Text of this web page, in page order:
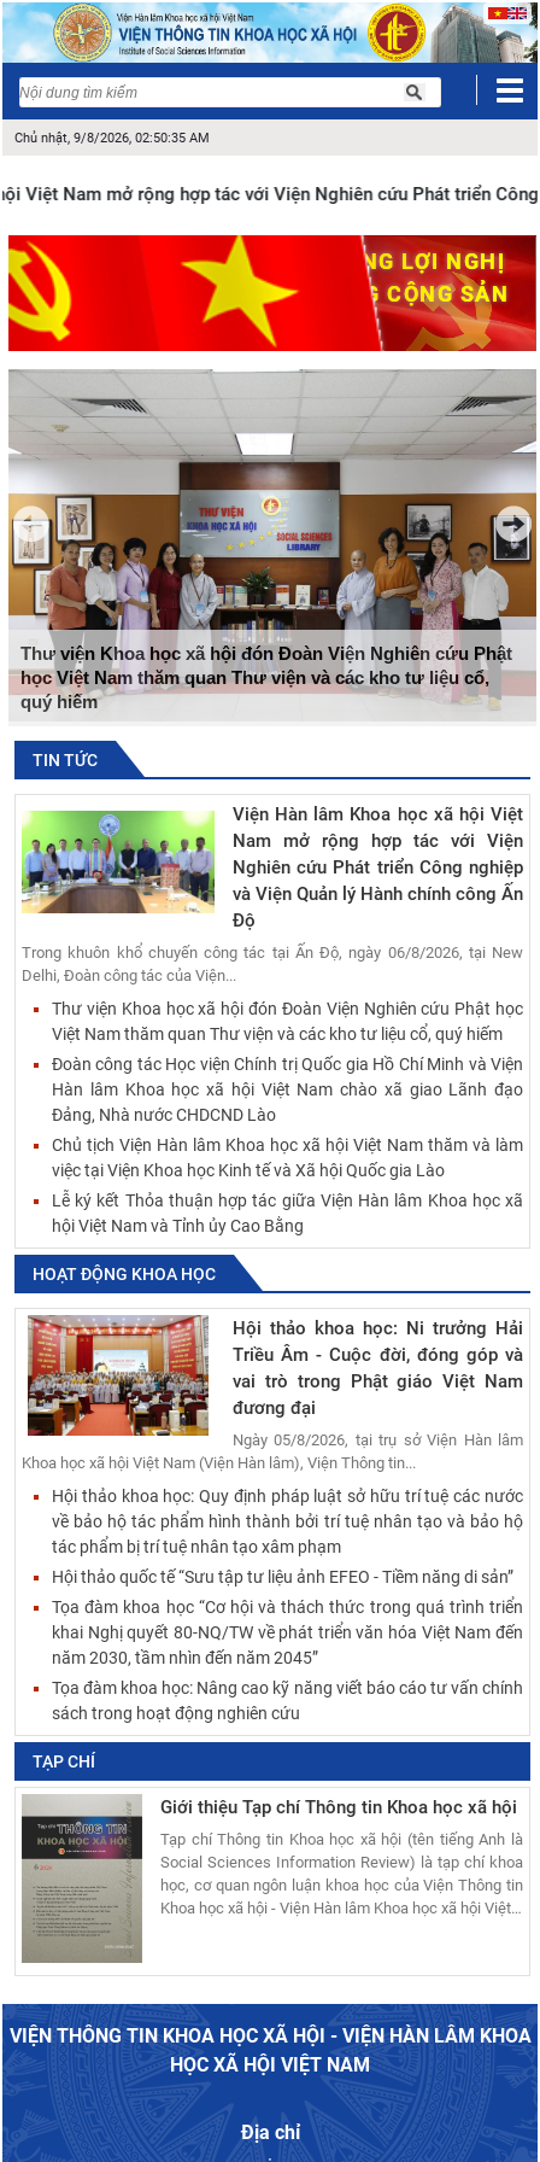
Chủ nhật, 9/8/2026, 02:50:35 AM
Việt Nam mở rộng hợp tác với Viện Nghiên cứu Phát triển Công
QUYẾT TÂM THỰC HIỆN THẮNG LỢI NGHỊ
QUYẾT ĐẠI HỘI XIV CỦA ĐẢNG CỘNG SẢN
VIỆT NAM
Thư viện Khoa học xã hội đón Đoàn Viện Nghiên cứu Phật
học Việt Nam thăm quan Thư viện và các kho tư liệu cổ,
quý hiếm
TIN TỨC
Viện Hàn lâm Khoa học xã hội Việt
Nam mở rộng hợp tác với Viện
Nghiên cứu Phát triển Công nghiệp
và Viện Quản lý Hành chính công Ấn
Độ
Trong khuôn khổ chuyến công tác tại Ấn Độ, ngày 06/8/2026, tại New
Delhi, Đoàn công tác của Viện...
Thư viện Khoa học xã hội đón Đoàn Viện Nghiên cứu Phật học
Việt Nam thăm quan Thư viện và các kho tư liệu cổ, quý hiếm
Đoàn công tác Học viện Chính trị Quốc gia Hồ Chí Minh và Viện
Hàn lâm Khoa học xã hội Việt Nam chào xã giao Lãnh đạo
Đảng, Nhà nước CHDCND Lào
Chủ tịch Viện Hàn lâm Khoa học xã hội Việt Nam thăm và làm
việc tại Viện Khoa học Kinh tế và Xã hội Quốc gia Lào
Lễ ký kết Thỏa thuận hợp tác giữa Viện Hàn lâm Khoa học xã
hội Việt Nam và Tỉnh ủy Cao Bằng
HOẠT ĐỘNG KHOA HỌC
Hội thảo khoa học: Ni trưởng Hải
Triều Âm - Cuộc đời, đóng góp và
vai trò trong Phật giáo Việt Nam
đương đại
Ngày 05/8/2026, tại trụ sở Viện Hàn lâm
Khoa học xã hội Việt Nam (Viện Hàn lâm), Viện Thông tin...
Hội thảo khoa học: Quy định pháp luật sở hữu trí tuệ các nước
về bảo hộ tác phẩm hình thành bởi trí tuệ nhân tạo và bảo hộ
tác phẩm bị trí tuệ nhân tạo xâm phạm
Hội thảo quốc tế “Sưu tập tư liệu ảnh EFEO - Tiềm năng di sản”
Tọa đàm khoa học “Cơ hội và thách thức trong quá trình triển
khai Nghị quyết 80-NQ/TW về phát triển văn hóa Việt Nam đến
năm 2030, tầm nhìn đến năm 2045”
Tọa đàm khoa học: Nâng cao kỹ năng viết báo cáo tư vấn chính
sách trong hoạt động nghiên cứu
TẠP CHÍ
Giới thiệu Tạp chí Thông tin Khoa học xã hội
Tạp chí Thông tin Khoa học xã hội (tên tiếng Anh là
Social Sciences Information Review) là tạp chí khoa
học, cơ quan ngôn luận khoa học của Viện Thông tin
Khoa học xã hội - Viện Hàn lâm Khoa học xã hội Việt…
VIỆN THÔNG TIN KHOA HỌC XÃ HỘI - VIỆN HÀN LÂM KHOA
HỌC XÃ HỘI VIỆT NAM
Địa chỉ